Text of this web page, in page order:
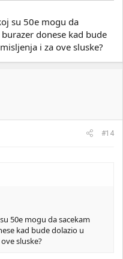
su 50e mogu da
donese kad bude
i za ove sluske?
#14
50e mogu da sacekam
kad bude dolazio u
sluske?